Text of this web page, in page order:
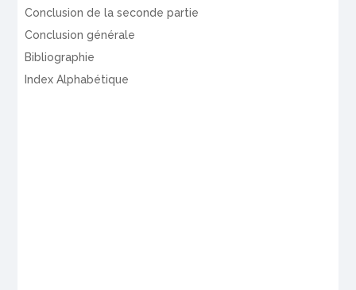
Conclusion de la seconde partie
Conclusion générale
Bibliographie
Index Alphabétique